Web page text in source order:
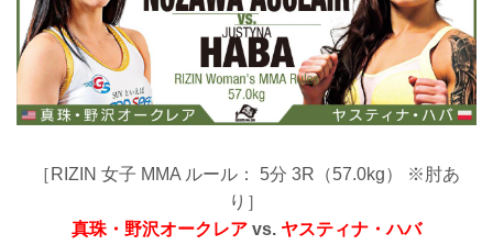
［RIZIN 女子 MMA ルール： 5分 3R（57.0kg） ※肘あ
り］
真珠・野沢オークレア vs. ヤスティナ・ハバ